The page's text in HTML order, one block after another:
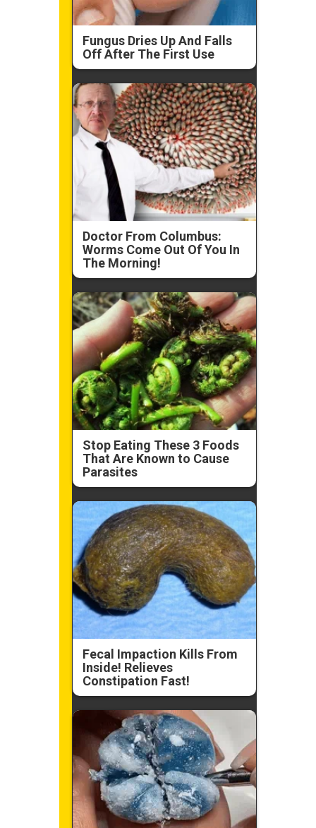
Fungus Dries Up And Falls
Off After The First Use
Doctor From Columbus:
Worms Come Out Of You In
The Morning!
Stop Eating These 3 Foods
That Are Known to Cause
Parasites
Fecal Impaction Kills From
Inside! Relieves
Constipation Fast!